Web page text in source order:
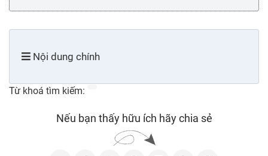
Nội dung chính
Từ khoá tìm kiếm:
Nếu bạn thấy hữu ích hãy chia sẻ